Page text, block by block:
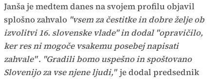
Janša je medtem danes na svojem profilu objavil
splošno zahvalo "vsem za čestitke in dobre želje ob
izvolitvi 16. slovenske vlade" in dodal "opravičilo,
ker res ni mogoče vsakemu posebej napisati
zahvale". "Gradili bomo uspešno in spoštovano
Slovenijo za vse njene ljudi," je dodal predsednik